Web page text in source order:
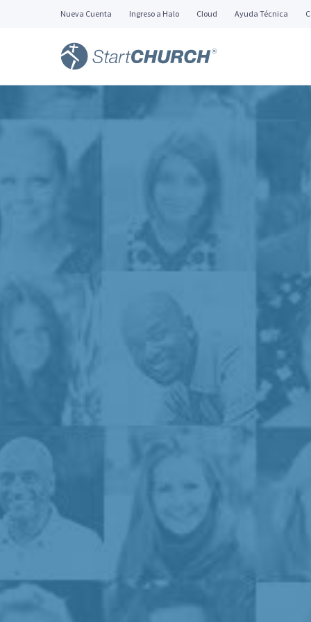
Nueva Cuenta Ingreso a Halo Cloud Ayuda Técnica